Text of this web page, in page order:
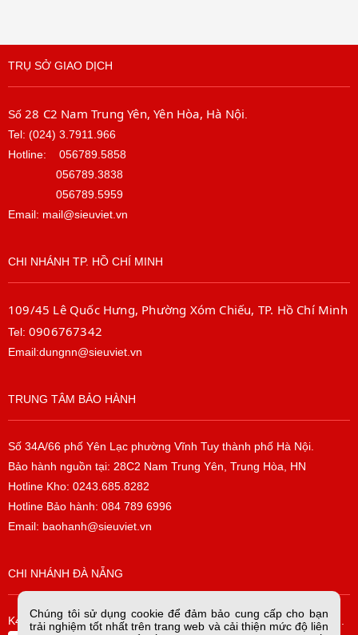
TRỤ SỞ GIAO DỊCH
Số 28 C2 Nam Trung Yên, Yên Hòa, Hà Nội
Tel: (024) 3.7911.966
Hotline: 056789.5858
056789.3838
056789.5959
Email: mail@sieuviet.vn
CHI NHÁNH TP. HỒ CHÍ MINH
109/45 Lê Quốc Hưng, Phường Xóm Chiếu, TP. Hồ Chí Minh
Tel: 0906767342
Email:dungnn@sieuviet.vn
TRUNG TÂM BẢO HÀNH
Số 34A/66 phố Yên Lạc phường Vĩnh Tuy thành phố Hà Nội.
Bảo hành nguồn tại: 28C2 Nam Trung Yên, Trung Hòa, HN
Hotline Kho: 0243.685.8282
Hotline Bảo hành: 084 789 6996
Email: baohanh@sieuviet.vn
CHI NHÁNH ĐÀ NẴNG
K42/H2/14 Tiểu La, P. Hòa Cường Bắc, Q. Hải Châu, TP. Đà Nẵng.
Chúng tôi sử dụng cookie để đảm bảo cung cấp cho bạn
trải nghiệm tốt nhất trên trang web và cải thiện mức độ liên